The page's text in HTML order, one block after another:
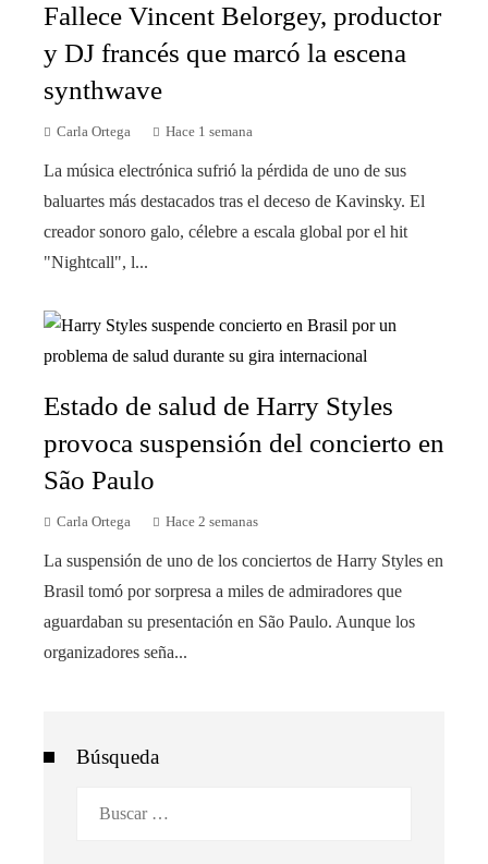
Fallece Vincent Belorgey, productor
y DJ francés que marcó la escena
synthwave
Carla Ortega Hace 1 semana
La música electrónica sufrió la pérdida de uno de sus
baluartes más destacados tras el deceso de Kavinsky. El
creador sonoro galo, célebre a escala global por el hit
"Nightcall", l...
Estado de salud de Harry Styles
provoca suspensión del concierto en
São Paulo
Carla Ortega Hace 2 semanas
La suspensión de uno de los conciertos de Harry Styles en
Brasil tomó por sorpresa a miles de admiradores que
aguardaban su presentación en São Paulo. Aunque los
organizadores seña...
Búsqueda